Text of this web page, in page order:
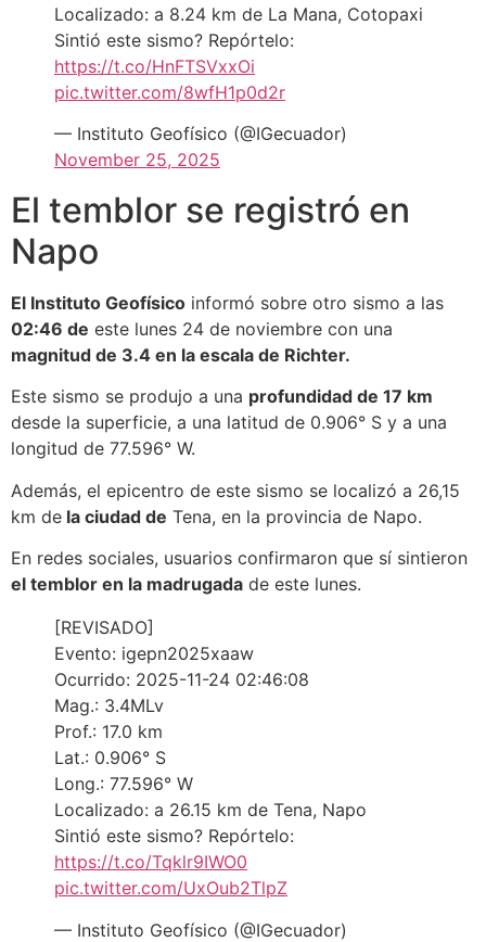
Localizado: a 8.24 km de La Mana, Cotopaxi
Sintió este sismo? Repórtelo:
https://t.co/HnFTSVxxOi
pic.twitter.com/8wfH1p0d2r
— Instituto Geofísico (@IGecuador)
November 25, 2025
El temblor se registró en
Napo
El Instituto Geofísico informó sobre otro sismo a las
02:46 de este lunes 24 de noviembre con una
magnitud de 3.4 en la escala de Richter.
Este sismo se produjo a una profundidad de 17 km
desde la superficie, a una latitud de 0.906° S y a una
longitud de 77.596° W.
Además, el epicentro de este sismo se localizó a 26,15
km de la ciudad de Tena, en la provincia de Napo.
En redes sociales, usuarios confirmaron que sí sintieron
el temblor en la madrugada de este lunes.
[REVISADO]
Evento: igepn2025xaaw
Ocurrido: 2025-11-24 02:46:08
Mag.: 3.4MLv
Prof.: 17.0 km
Lat.: 0.906° S
Long.: 77.596° W
Localizado: a 26.15 km de Tena, Napo
Sintió este sismo? Repórtelo:
https://t.co/Tqklr9IWO0
pic.twitter.com/UxOub2TlpZ
— Instituto Geofísico (@IGecuador)